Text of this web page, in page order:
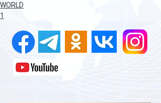
WORLD
1